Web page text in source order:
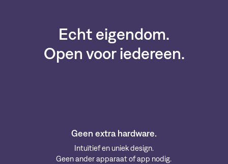
Echt eigendom.
Open voor iedereen.
Geen extra hardware.
Intuïtief en uniek design.
Geen ander apparaat of app nodig.